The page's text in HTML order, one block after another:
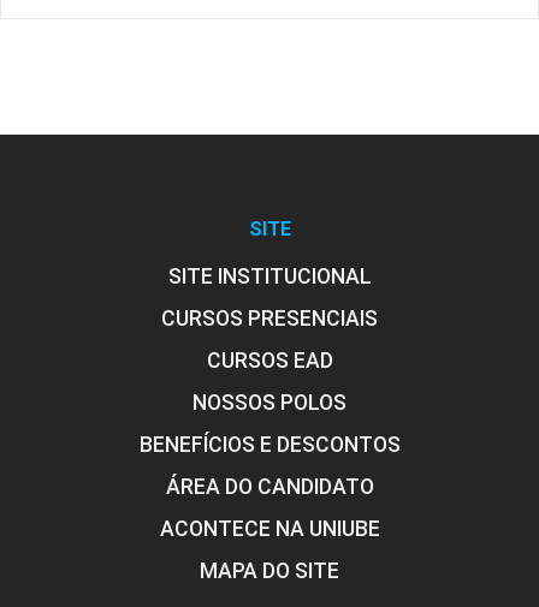
SITE
SITE INSTITUCIONAL
CURSOS PRESENCIAIS
CURSOS EAD
NOSSOS POLOS
BENEFÍCIOS E DESCONTOS
ÁREA DO CANDIDATO
ACONTECE NA UNIUBE
MAPA DO SITE